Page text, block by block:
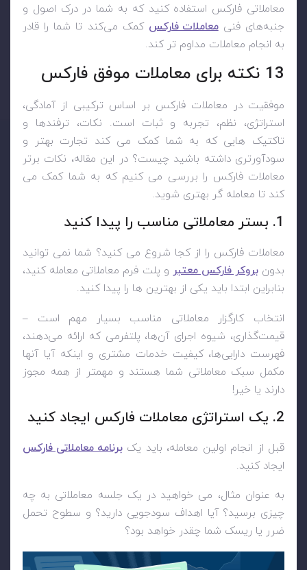
معاملاتی فارکس استفاده کنید که به شما در درک اصول و
جنبه‌های فنیمعاملات فارکس کمک می‌کند تا شما را قادر
به انجام معاملات مداوم تر کند.
13 نکته برای معاملات موفق فارکس
موفقیت در معاملات فارکس بر اساس ترکیبی از آمادگی،
استراتژی، نظم، تجربه و ثبات است. نکات، ترفندها و
تاکتیک هایی که به شما کمک می کند تجارت بهتر و
سودآورتری داشته باشید چیست؟ در این مقاله، نکات برتر
معاملات فارکس را بررسی می کنیم که به شما کمک می
کند تا معامله گر بهتری شوید.
1. بستر معاملاتی مناسب را پیدا کنید
معاملات فارکس را از کجا شروع می کنید؟ شما نمی توانید
بدونبروکر فارکس معتبر و پلت فرم معاملاتی معامله کنید،
بنابراین ابتدا باید یکی از بهترین ها را پیدا کنید.
انتخاب کارگزار معاملاتی مناسب بسیار مهم است –
قیمت‌گذاری، شیوه اجرای آن‌ها، پلتفرمی که ارائه می‌دهند،
فهرست دارایی‌ها، کیفیت خدمات مشتری و اینکه آیا آنها
مکمل سبک معاملاتی شما هستند و مهمتر از همه مجوز
دارند یا خیر!
2. یک استراتژی معاملات فارکس ایجاد کنید
قبل از انجام اولین معامله، باید یک برنامه معاملاتی فارکس
ایجاد کنید.
به عنوان مثال، می خواهید در یک جلسه معاملاتی به چه
چیزی برسید؟ آیا اهداف سودجویی دارید؟ و سطوح تحمل
ضرر یا ریسک شما چقدر خواهد بود؟